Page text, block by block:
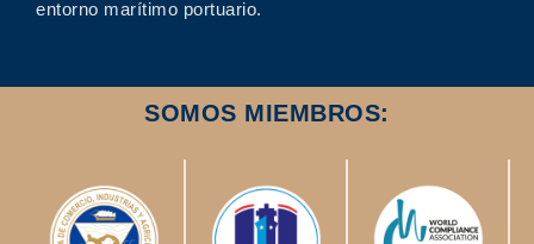
entorno marítimo portuario.
SOMOS MIEMBROS: